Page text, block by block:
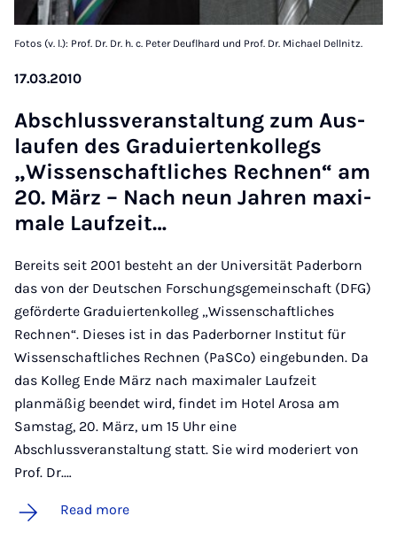
Fotos (v. l.): Prof. Dr. Dr. h. c. Peter Deuflhard und Prof. Dr. Michael Dellnitz.
17.03.2010
Ab­schlussver­an­stal­tung zum Au­s­
laufen des Graduier­ten­kollegs
„Wis­senschaft­liches Rechnen“ am
20. März – Nach neun Jahren max­i­
m­ale Laufzeit…
Bereits seit 2001 besteht an der Universität Paderborn
das von der Deutschen Forschungsgemeinschaft (DFG)
geförderte Graduiertenkolleg „Wissenschaftliches
Rechnen“. Dieses ist in das Paderborner Institut für
Wissenschaftliches Rechnen (PaSCo) eingebunden. Da
das Kolleg Ende März nach maximaler Laufzeit
planmäßig beendet wird, findet im Hotel Arosa am
Samstag, 20. März, um 15 Uhr eine
Abschlussveranstaltung statt. Sie wird moderiert von
Prof. Dr.…
Read more